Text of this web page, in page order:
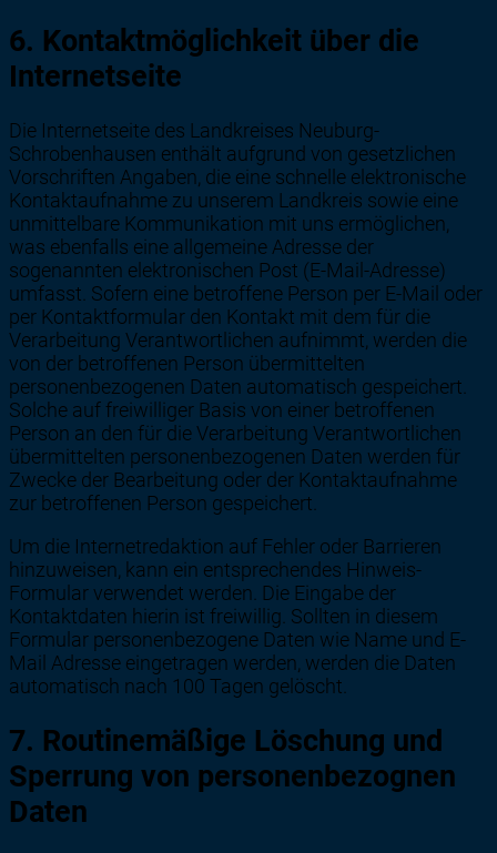
6. Kontaktmöglichkeit über die
Internetseite
Die Internetseite des Landkreises Neuburg-
Schrobenhausen enthält aufgrund von gesetzlichen
Vorschriften Angaben, die eine schnelle elektronische
Kontaktaufnahme zu unserem Landkreis sowie eine
unmittelbare Kommunikation mit uns ermöglichen,
was ebenfalls eine allgemeine Adresse der
sogenannten elektronischen Post (E-Mail-Adresse)
umfasst. Sofern eine betroffene Person per E-Mail oder
per Kontaktformular den Kontakt mit dem für die
Verarbeitung Verantwortlichen aufnimmt, werden die
von der betroffenen Person übermittelten
personenbezogenen Daten automatisch gespeichert.
Solche auf freiwilliger Basis von einer betroffenen
Person an den für die Verarbeitung Verantwortlichen
übermittelten personenbezogenen Daten werden für
Zwecke der Bearbeitung oder der Kontaktaufnahme
zur betroffenen Person gespeichert.
Um die Internetredaktion auf Fehler oder Barrieren
hinzuweisen, kann ein entsprechendes Hinweis-
Formular verwendet werden. Die Eingabe der
Kontaktdaten hierin ist freiwillig. Sollten in diesem
Formular personenbezogene Daten wie Name und E-
Mail Adresse eingetragen werden, werden die Daten
automatisch nach 100 Tagen gelöscht.
7. Routinemäßige Löschung und
Sperrung von personenbezognen
Daten